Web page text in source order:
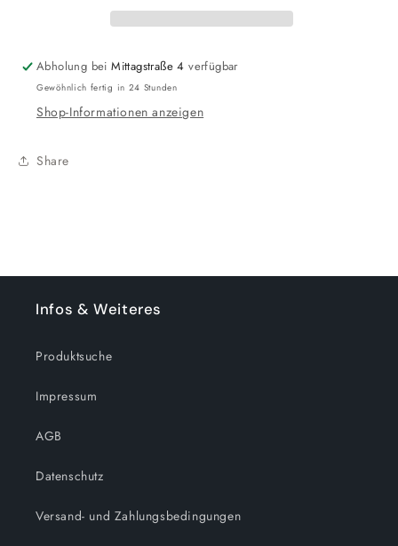
Bear
(15
cm)
Gutsy
Bear
(15
cm)
Abholung beiMittagstraße 4 verfügbar
Gewöhnlich fertig in 24 Stunden
Shop-Informationen anzeigen
Share
Infos & Weiteres
Produktsuche
Impressum
AGB
Datenschutz
Versand- und Zahlungsbedingungen